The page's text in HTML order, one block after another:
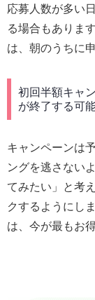
応募人数が多い
る場合もありま
は、朝のうちに
初回半額キャ
が終了する可
キャンペーンは
ングを逃さない
てみたい」と考
クするようにし
は、今が最もお